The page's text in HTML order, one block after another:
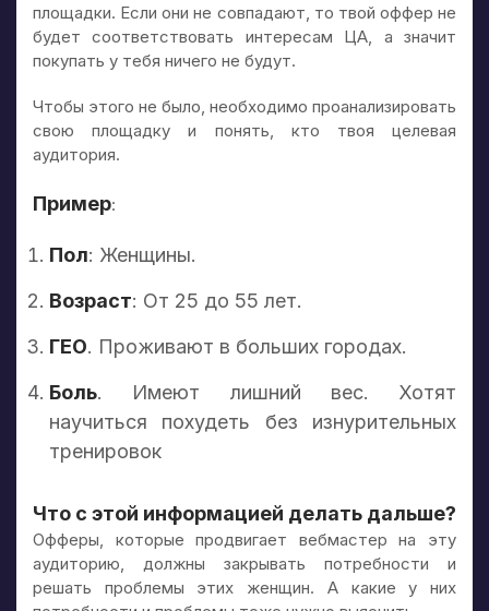
площадки. Если они не совпадают, то твой оффер не
будет соответствовать интересам ЦА, а значит
покупать у тебя ничего не будут.
Чтобы этого не было, необходимо проанализировать
свою площадку и понять, кто твоя целевая
аудитория.
Пример:
Пол: Женщины.
Возраст: От 25 до 55 лет.
ГЕО. Проживают в больших городах.
Боль. Имеют лишний вес. Хотят
научиться похудеть без изнурительных
тренировок
Что с этой информацией делать дальше?
Офферы, которые продвигает вебмастер на эту
аудиторию, должны закрывать потребности и
решать проблемы этих женщин. А какие у них